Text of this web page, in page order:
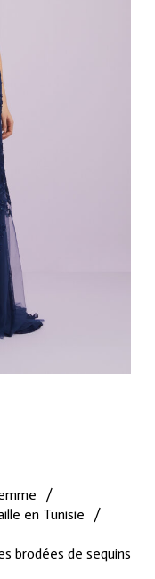
/
en Tunisie
/
brodées de sequins